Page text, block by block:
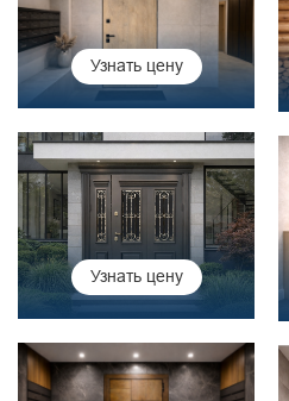
Узнать цену
Узнать цену